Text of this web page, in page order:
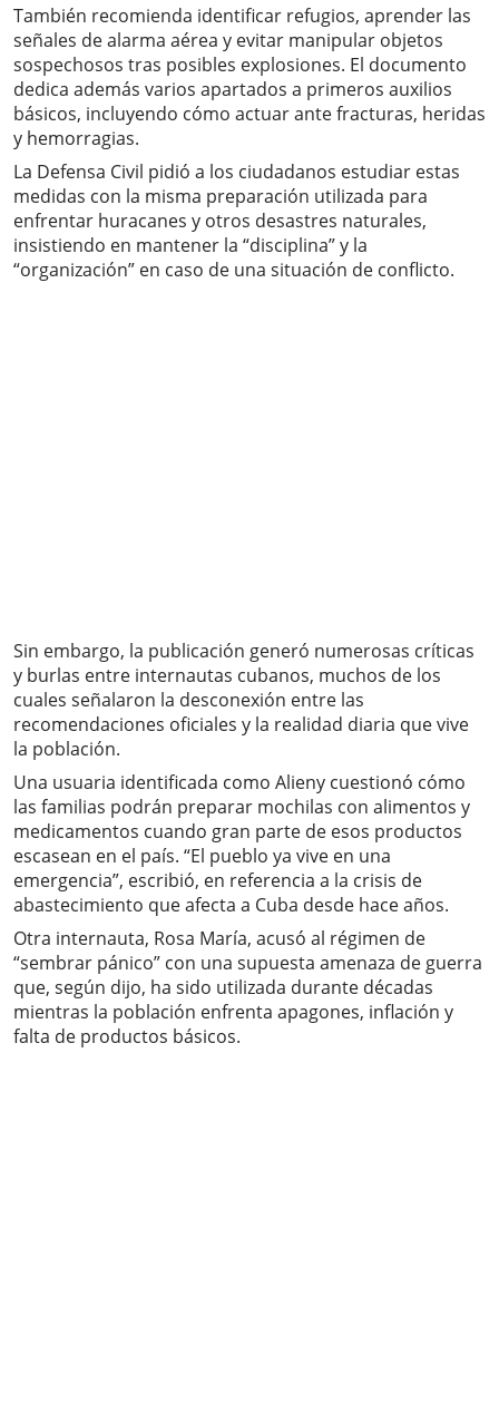
También recomienda identificar refugios, aprender las
señales de alarma aérea y evitar manipular objetos
sospechosos tras posibles explosiones. El documento
dedica además varios apartados a primeros auxilios
básicos, incluyendo cómo actuar ante fracturas, heridas
y hemorragias.
La Defensa Civil pidió a los ciudadanos estudiar estas
medidas con la misma preparación utilizada para
enfrentar huracanes y otros desastres naturales,
insistiendo en mantener la “disciplina” y la
“organización” en caso de una situación de conflicto.
Sin embargo, la publicación generó numerosas críticas
y burlas entre internautas cubanos, muchos de los
cuales señalaron la desconexión entre las
recomendaciones oficiales y la realidad diaria que vive
la población.
Una usuaria identificada como Alieny cuestionó cómo
las familias podrán preparar mochilas con alimentos y
medicamentos cuando gran parte de esos productos
escasean en el país. “El pueblo ya vive en una
emergencia”, escribió, en referencia a la crisis de
abastecimiento que afecta a Cuba desde hace años.
Otra internauta, Rosa María, acusó al régimen de
“sembrar pánico” con una supuesta amenaza de guerra
que, según dijo, ha sido utilizada durante décadas
mientras la población enfrenta apagones, inflación y
falta de productos básicos.